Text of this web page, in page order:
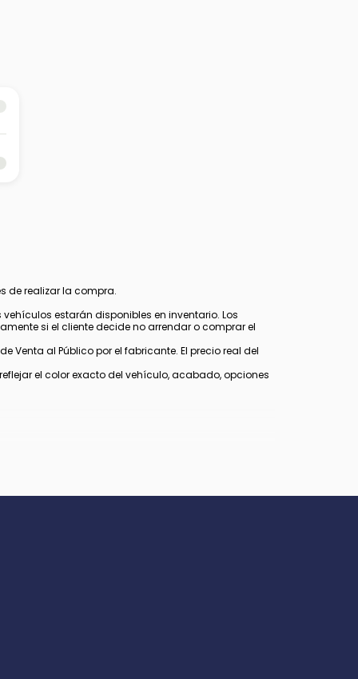
de realizar la compra.
estarán disponibles en inventario. Los
si el cliente decide no arrendar o comprar el
Venta al Público por el fabricante. El precio real del
el color exacto del vehículo, acabado, opciones